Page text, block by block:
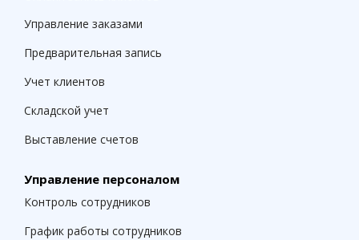
Управление заказами
Предварительная запись
Учет клиентов
Складской учет
Выставление счетов
Управление персоналом
Контроль сотрудников
График работы сотрудников